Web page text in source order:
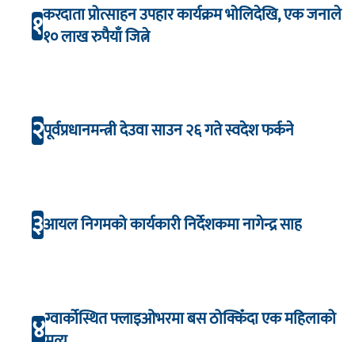
१करदाता प्रोत्साहन उपहार कार्यक्रम भाेलिदेखि, एक जनाले
१० लाख रुपैयाँ जित्ने
२पूर्वप्रधानमन्त्री देउवा साउन २६ गते स्वदेश फर्कने
३आयल निगमको कार्यकारी निर्देशकमा नागेन्द्र साह
४ग्वार्कोस्थित फ्लाइओभरमा बस ठोक्किँदा एक महिलाको